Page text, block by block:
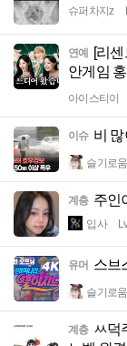
슈퍼차지z
연예
[리
안게임
아이스티이
이슈 비
슬기로움
계층 주인
입사
유머 스브
슬기로움
계층 ㅆ덕